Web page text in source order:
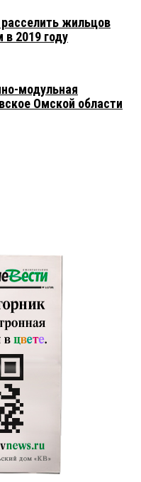
жильцов
2019 году
модульная
Омской области